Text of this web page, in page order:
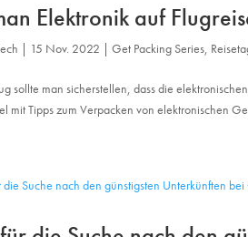
Elektronik auf
| 15 Nov. 2022 |Get Packing Series,
sollte man sicherstellen, dass die
mit Tipps zum Verpacken von elektronischen